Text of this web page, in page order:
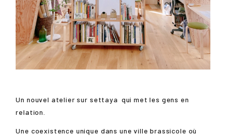
Un nouvel atelier sur settaya qui met les gens en
relation.
Une coexistence unique dans une ville brassicole où